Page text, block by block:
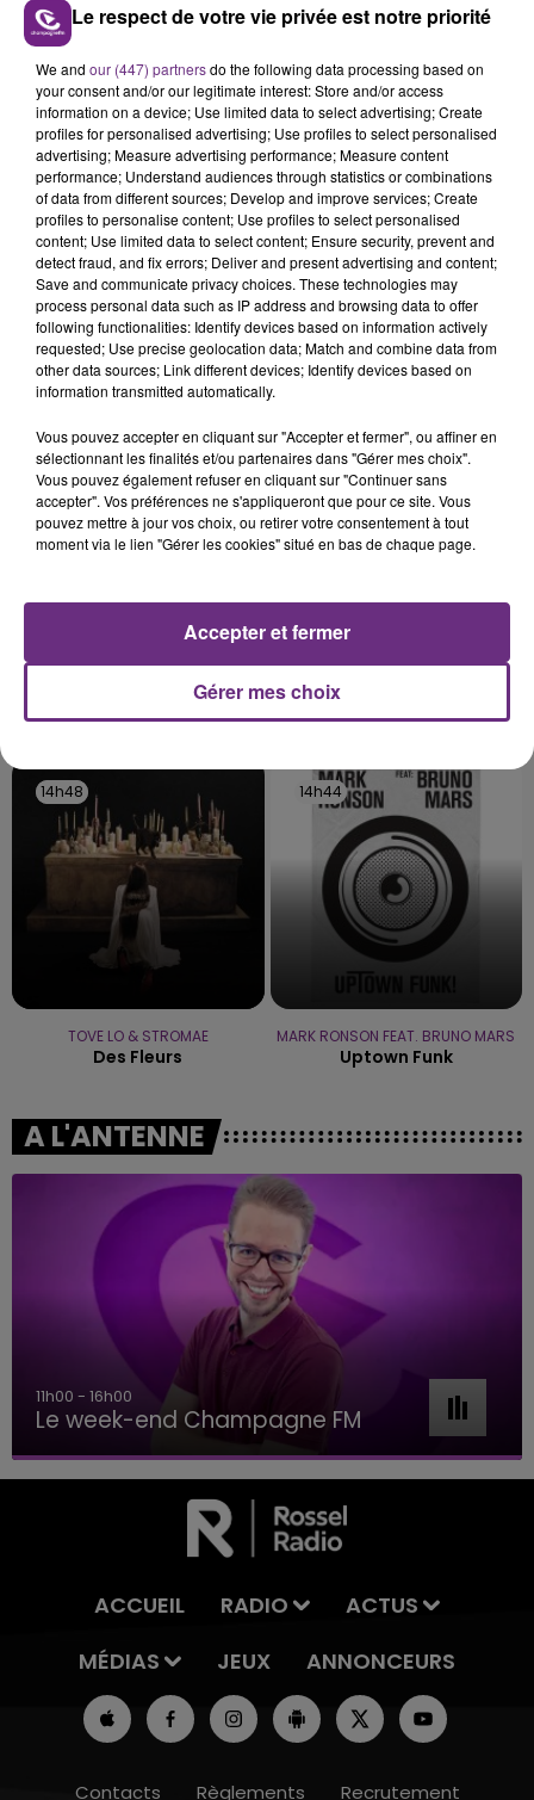
FIL D'ACTU
7 août 2026
LA CENTRALE NUCLÉAIRE DE CHOOZ
TOUJOURS À L'ARRÊT
Cela fait déjà une semaine que la centrale
nucléaire ardennaise est à l'arrêt. Une situation
justifiée par la sécheresse intense qui est toujours
présente.
SES PORTES
C'était l'une des institutions du centre-ville
rémois. Le magasin JouéClub est contraint de
fermer ses portes.
TITRES DIFFUSÉS
14h48
14h48
TOVE LO & STROMAE
Des Fleurs
14h44
14h44
MARK RONSON FEAT. BRUNO MARS
Uptown Funk
A L'ANTENNE
11h00 - 16h00
Le week-end Champagne FM
ACCUEIL RADIO
ACTUS
MÉDIAS
JEUX ANNONCEURS
Contacts Règlements Recrutement
Le respect de votre vie privée est notre priorité
We and our (447) partnersdo the following data processing based on
your consent and/or our legitimate interest: Store and/or access
information on a device; Use limited data to select advertising; Create
profiles for personalised advertising; Use profiles to select personalised
advertising; Measure advertising performance; Measure content
performance; Understand audiences through statistics or combinations
of data from different sources; Develop and improve services; Create
profiles to personalise content; Use profiles to select personalised
content; Use limited data to select content; Ensure security, prevent and
detect fraud, and fix errors; Deliver and present advertising and content;
Save and communicate privacy choices. These technologies may
process personal data such as IP address and browsing data to offer
following functionalities: Identify devices based on information actively
requested; Use precise geolocation data; Match and combine data from
other data sources; Link different devices; Identify devices based on
information transmitted automatically.
Vous pouvez accepter en cliquant sur "Accepter et fermer", ou affiner en
sélectionnant les finalités et/ou partenaires dans "Gérer mes choix".
Vous pouvez également refuser en cliquant sur "Continuer sans
accepter". Vos préférences ne s'appliqueront que pour ce site. Vous
pouvez mettre à jour vos choix, ou retirer votre consentement à tout
moment via le lien "Gérer les cookies" situé en bas de chaque page.
Gérer mes choix
Accepter et fermer